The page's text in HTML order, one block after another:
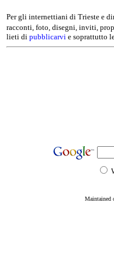
Per gli internettiani di Trieste e
racconti, foto, disegni, inviti,
lieti di pubblicarvi e soprattutto
Maintained